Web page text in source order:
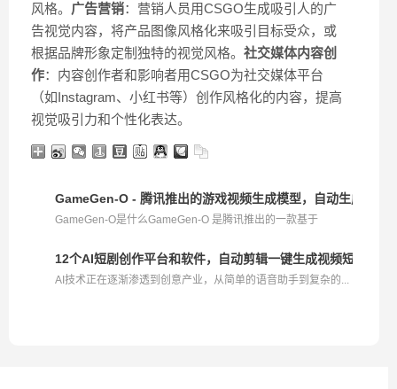
风格。 广告营销：营销人员用CSGO生成吸引人的广
告视觉内容，将产品图像风格化来吸引目标受众，或
根据品牌形象定制独特的视觉风格。 社交媒体内容创
作：内容创作者和影响者用CSGO为社交媒体平台
（如Instagram、小红书等）创作风格化的内容，提高
视觉吸引力和个性化表达。
GameGen-O - 腾讯推出的游戏视频生成模型，自动生成角色
GameGen-O是什么GameGen-O 是腾讯推出的一款基于
12个AI短剧创作平台和软件，自动剪辑一键生成视频短片
AI技术正在逐渐渗透到创意产业，从简单的语音助手到复杂的...